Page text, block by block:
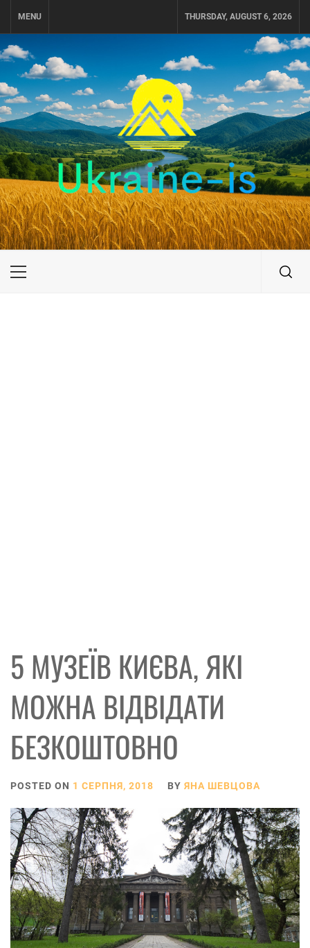
MENU THURSDAY, AUGUST 6, 2026
UKRAINE-IS
ПОДОРОЖI ПО УКРАЇНІ
Primary
5 МУЗЕЇВ КИЄВА, ЯКІ
МОЖНА ВІДВІДАТИ
БЕЗКОШТОВНО
POSTED ON 1 СЕРПНЯ, 2018 BY ЯНА ШЕВЦОВА